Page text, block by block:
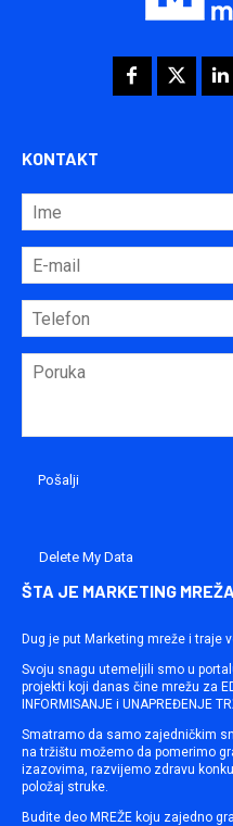
KONTAKT
Delete My Data
ŠTA JE MARKETING
Dug je put Marketing mreže i traje
Svoju snagu utemeljili smo u
projekti koji danas čine mrežu za
INFORMISANJE i UNAPREĐENJE
Smatramo da samo zajedničkim
na tržištu možemo da pomerimo
izazovima, razvijemo zdravu
položaj struke.
Budite deo MREŽE koju zajedno